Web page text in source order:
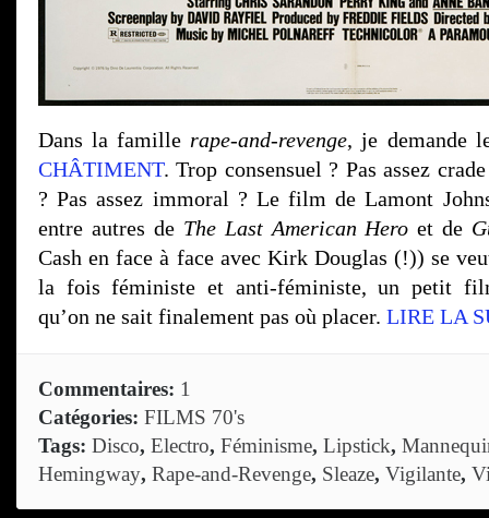
Dans la famille rape-and-revenge, je demande
CHÂTIMENT. Trop consensuel ? Pas assez
? Pas assez immoral ? Le film de Lamont
entre autres de The Last American Hero et de
Cash en face à face avec Kirk Douglas (!)) se
la fois féministe et anti-féministe, un petit
qu’on ne sait finalement pas où placer. LIRE LA
Commentaires: 1
Catégories: FILMS 70's
Tags: Disco, Electro, Féminisme, Lipstick,
Hemingway, Rape-and-Revenge, Sleaze, Vigilante,